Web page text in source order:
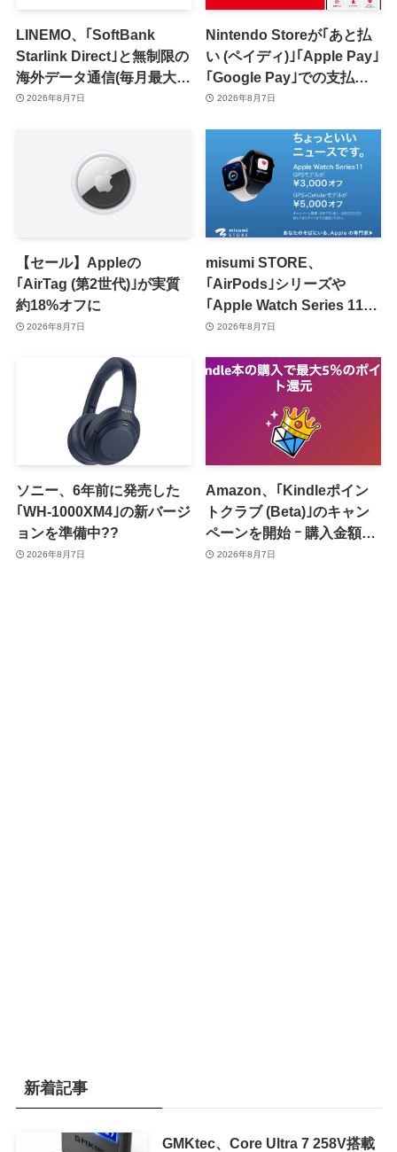
LINEMO、｢SoftBank
Starlink Direct｣と無制限の
海外データ通信(毎月最大7
日間分)が追加料金なしで利
2026年8月7日
Nintendo Storeが｢あと払
い (ペイディ)｣｢Apple Pay｣
｢Google Pay｣での支払い
に対応
2026年8月7日
【セール】Appleの
｢AirTag (第2世代)｣が実質
約18%オフに
2026年8月7日
misumi STORE、
｢AirPods｣シリーズや
｢Apple Watch Series 11｣
のセールを開催中
2026年8月7日
ソニー、6年前に発売した
｢WH-1000XM4｣の新バージ
ョンを準備中??
2026年8月7日
Amazon、｢Kindleポイン
トクラブ (Beta)｣のキャン
ペーンを開始 ｰ 購入金額に
応じて来月のポイント還元
2026年8月7日
新着記事
GMKtec、Core Ultra 7 258V搭載